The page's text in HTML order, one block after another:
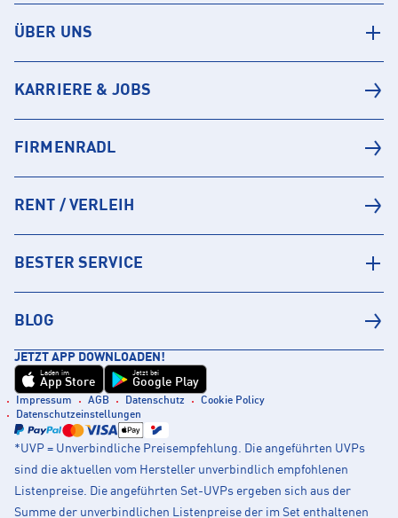
ÜBER UNS
KARRIERE & JOBS
FIRMENRADL
RENT / VERLEIH
BESTER SERVICE
BLOG
JETZT APP DOWNLOADEN!
Laden im
App Store
Jetzt bei
Google Play
Impressum AGB Datenschutz
Cookie Policy
Datenschutzeinstellungen
*UVP = Unverbindliche Preisempfehlung. Die angeführten UVPs
sind die aktuellen vom Hersteller unverbindlich empfohlenen
Listenpreise. Die angeführten Set-UVPs ergeben sich aus der
Summe der unverbindlichen Listenpreise der im Set enthaltenen